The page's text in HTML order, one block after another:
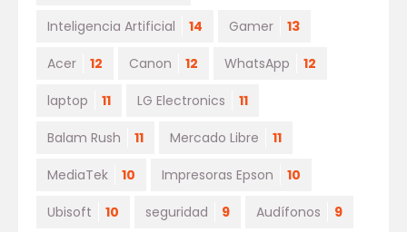
Inteligencia Artificial 14 Gamer 13
Acer 12 Canon 12 WhatsApp 12
laptop 11 LG Electronics 11
Balam Rush 11 Mercado Libre 11
MediaTek 10 Impresoras Epson 10
Ubisoft 10 seguridad 9 Audífonos 9